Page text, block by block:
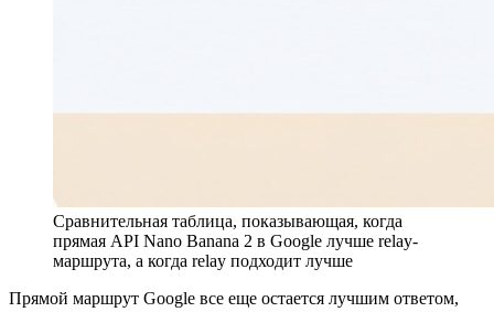
Сравнительная таблица, показывающая, когда
прямая API Nano Banana 2 в Google лучше relay-
маршрута, а когда relay подходит лучше
Прямой маршрут Google все еще остается лучшим ответом,